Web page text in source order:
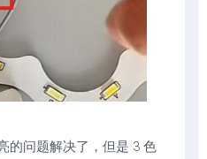
的问题解决了，但是 3 色